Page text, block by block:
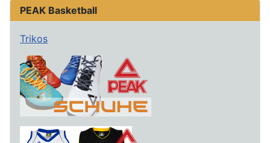
PEAK Basketball
Trikos